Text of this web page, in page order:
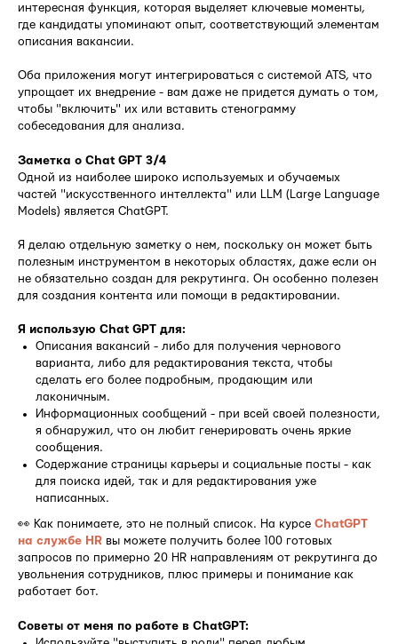
интересная функция, которая выделяет ключевые моменты,
где кандидаты упоминают опыт, соответствующий элементам
описания вакансии.
Оба приложения могут интегрироваться с системой ATS, что
упрощает их внедрение - вам даже не придется думать о том,
чтобы "включить" их или вставить стенограмму
собеседования для анализа.
Заметка о Chat GPT 3/4
Одной из наиболее широко используемых и обучаемых
частей "искусственного интеллекта" или LLM (Large Language
Models) является ChatGPT.
Я делаю отдельную заметку о нем, поскольку он может быть
полезным инструментом в некоторых областях, даже если он
не обязательно создан для рекрутинга. Он особенно полезен
для создания контента или помощи в редактировании.
Я использую Chat GPT для:
Описания вакансий - либо для получения чернового
варианта, либо для редактирования текста, чтобы
сделать его более подробным, продающим или
лаконичным.
Информационных сообщений - при всей своей полезности,
я обнаружил, что он любит генерировать очень яркие
сообщения.
Содержание страницы карьеры и социальные посты - как
для поиска идей, так и для редактирования уже
написанных.
👀 Как понимаете, это не полный список. На курсе ChatGPT
на службе HR вы можете получить более 100 готовых
запросов по примерно 20 HR направлениям от рекрутинга до
увольнения сотрудников, плюс примеры и понимание как
работает бот.
Советы от меня по работе в ChatGPT: